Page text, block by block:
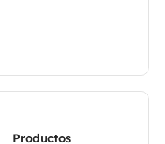
Productos